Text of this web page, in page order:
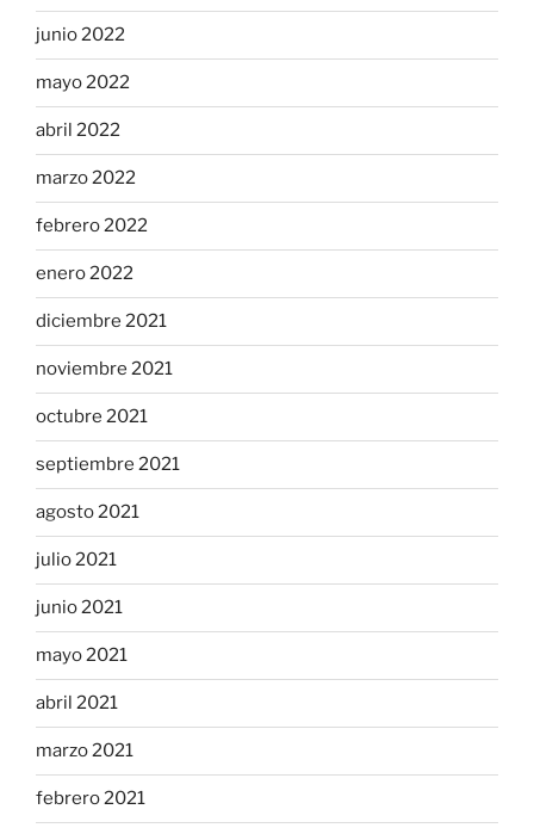
junio 2022
mayo 2022
abril 2022
marzo 2022
febrero 2022
enero 2022
diciembre 2021
noviembre 2021
octubre 2021
septiembre 2021
agosto 2021
julio 2021
junio 2021
mayo 2021
abril 2021
marzo 2021
febrero 2021